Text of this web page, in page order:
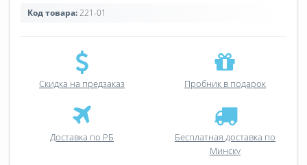
Код товара:221-01
Скидка на предзаказ Пробник в подарок
Доставка по РБ
Бесплатная доставка по
Минску